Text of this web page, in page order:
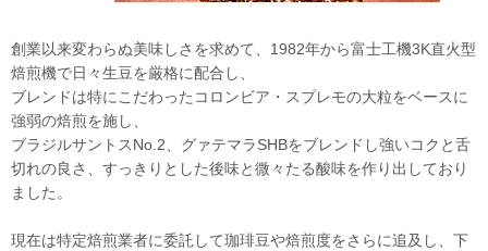
創業以来変わらぬ美味しさを求めて、1982年から富士工機3K直火型
焙煎機で日々生豆を厳格に配合し、
ブレンドは特にこだわったコロンビア・スプレモの大粒をベースに
強弱の焙煎を施し、
ブラジルサントスNo.2、グァテマラSHBをブレンドし強いコクと舌
切れの良さ、すっきりとした後味と微々たる酸味を作り出しており
ました。
現在は特定焙煎業者に委託して珈琲豆や焙煎度をさらに追及し、下